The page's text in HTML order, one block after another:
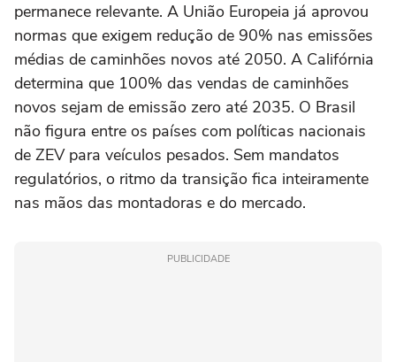
permanece relevante. A União Europeia já aprovou
normas que exigem redução de 90% nas emissões
médias de caminhões novos até 2050. A Califórnia
determina que 100% das vendas de caminhões
novos sejam de emissão zero até 2035. O Brasil
não figura entre os países com políticas nacionais
de ZEV para veículos pesados. Sem mandatos
regulatórios, o ritmo da transição fica inteiramente
nas mãos das montadoras e do mercado.
PUBLICIDADE